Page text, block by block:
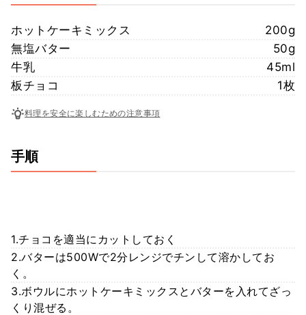
ホットケーキミックス
200g
無塩バター
50g
牛乳
45ml
板チョコ
1枚
料理を安全に楽しむための注意事項
手順
1.チョコを適当にカットしておく
2.バターは500Wで2分レンジでチンして溶かしてお
く。
3.ボウルにホットケーキミックスとバターを入れてざっ
くり混ぜる。